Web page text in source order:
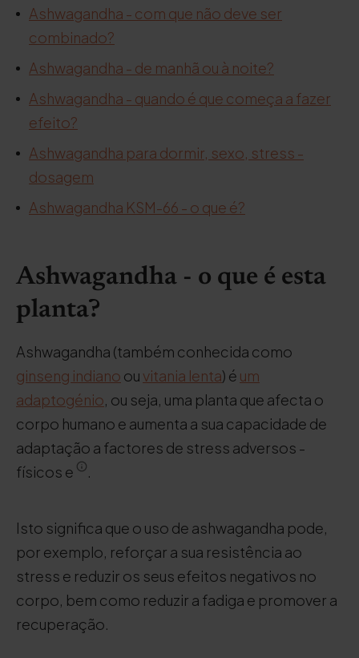
Ashwagandha - com que não deve ser
combinado?
Ashwagandha - de manhã ou à noite?
Ashwagandha - quando é que começa a fazer
efeito?
Ashwagandha para dormir, sexo, stress -
dosagem
Ashwagandha KSM-66 - o que é?
Ashwagandha - o que é esta
planta?
Ashwagandha (também conhecida como
ginseng indiano ou vitania lenta) é um
adaptogénio, ou seja, uma planta que afecta o
corpo humano e aumenta a sua capacidade de
adaptação a factores de stress adversos -
físicos e
.
Isto significa que o uso de ashwagandha pode,
por exemplo, reforçar a sua resistência ao
stress e reduzir os seus efeitos negativos no
corpo, bem como reduzir a fadiga e promover a
recuperação.